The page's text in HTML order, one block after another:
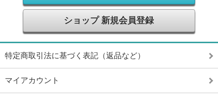
ショップ 新規会員登録
特定商取引法に基づく表記（返品など）
マイアカウント